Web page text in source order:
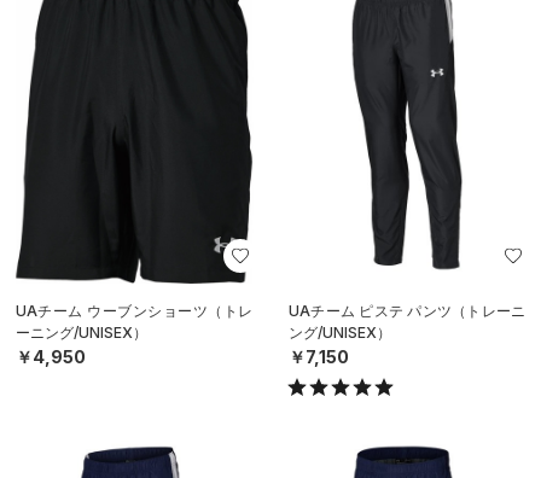
UAチーム ウーブンショーツ（トレ
ーニング/UNISEX）
￥4,950
UAチーム ピステ パンツ（トレーニ
ング/UNISEX）
￥7,150